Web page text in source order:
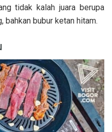
tidak kalah juara berupa
bahkan bubur ketan hitam.